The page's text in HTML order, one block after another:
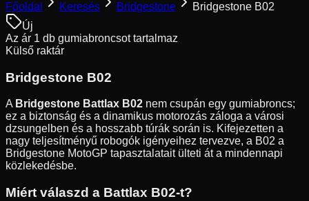
Főoldal Keresés Bridgestone
Bridgestone B02
Új
Az ár 1 db gumiabroncsot tartalmaz
Külső raktár
Bridgestone B02
A Bridgestone Battlax B02 nem csupán egy gumiabroncs;
ez a biztonság és a dinamikus motorozás záloga a városi
dzsungelben és a hosszabb túrák során is. Kifejezetten a
nagy teljesítményű robogók igényeihez tervezve, a B02 a
Bridgestone MotoGP tapasztalatait ülteti át a mindennapi
közlekedésbe.
Miért válaszd a Battlax B02-t?